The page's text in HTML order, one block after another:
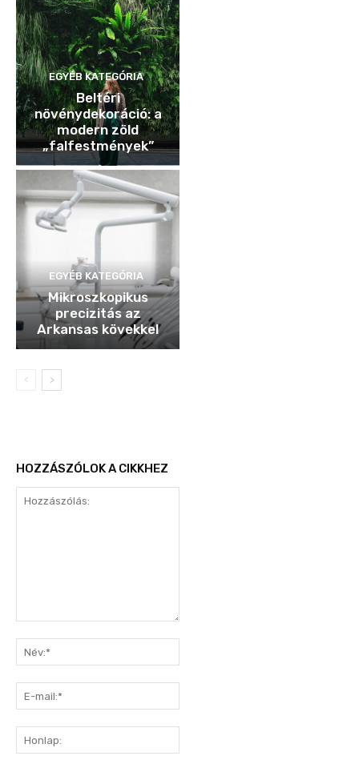
EGYÉB KATEGÓRIA
Beltéri
növénydekoráció: a
modern zöld
„falfestmények”
EGYÉB KATEGÓRIA
Mikroszkopikus
precizitás az
Arkansas kövekkel
HOZZÁSZÓLOK A CIKKHEZ
mail:*